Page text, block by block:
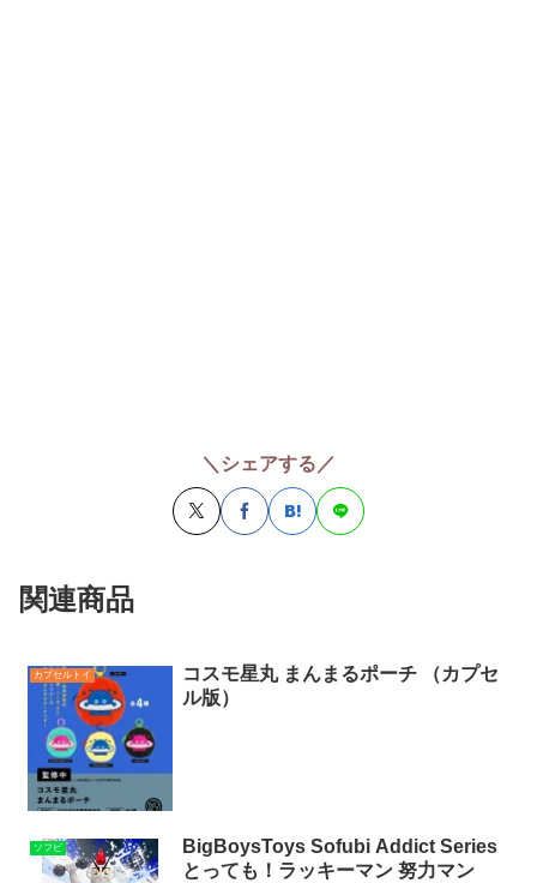
＼シェアする／
関連商品
カプセルトイ
コスモ星丸 まんまるポーチ （カプセ
ル版）
ソフビ
BigBoysToys Sofubi Addict Series
とっても！ラッキーマン 努力マン